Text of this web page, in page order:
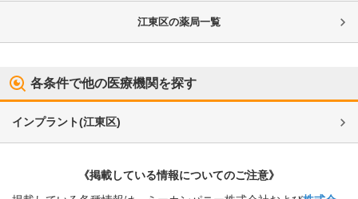
江東区の薬局一覧
各条件で他の医療機関を探す
インプラント(江東区)
《掲載している情報についてのご注意》